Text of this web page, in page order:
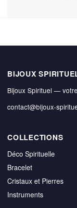
BIJOUX
Bijoux Spirituel —
contact@bijoux-
COLLECTIONS
Déco Spirituelle
Bracelet
Cristaux et Pierres
Instruments